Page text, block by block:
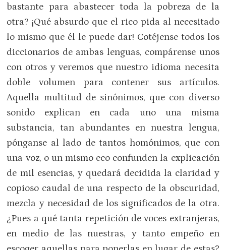
bastante para abastecer toda la pobreza de la
otra? ¡Qué absurdo que el rico pida al necesitado
lo mismo que él le puede dar! Cotéjense todos los
diccionarios de ambas lenguas, compárense unos
con otros y veremos que nuestro idioma necesita
doble volumen para contener sus artículos.
Aquella multitud de sinónimos, que con diverso
sonido explican en cada uno una misma
substancia, tan abundantes en nuestra lengua,
pónganse al lado de tantos homónimos, que con
una voz, o un mismo eco confunden la explicación
de mil esencias, y quedará decidida la claridad y
copioso caudal de una respecto de la obscuridad,
mezcla y necesidad de los significados de la otra.
¿Pues a qué tanta repetición de voces extranjeras,
en medio de las nuestras, y tanto empeño en